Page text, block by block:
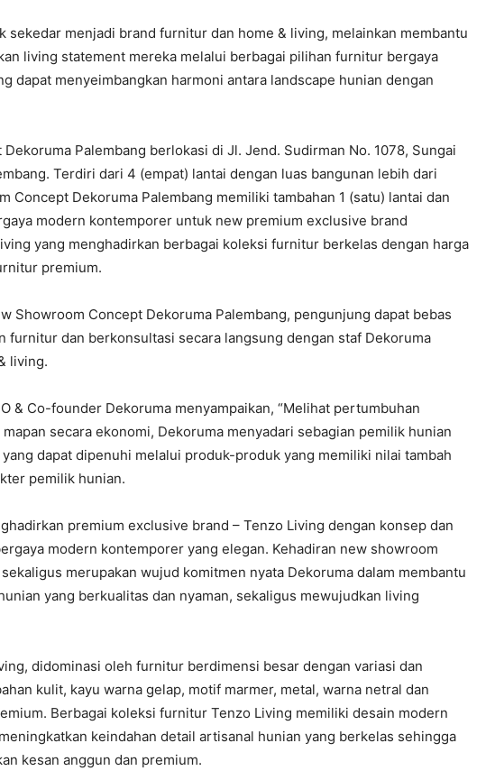
sekedar menjadi brand furnitur dan home & living, melainkan membantu
living statement mereka melalui berbagai pilihan furnitur bergaya
dapat menyeimbangkan harmoni antara landscape hunian dengan
Palembang berlokasi di Jl. Jend. Sudirman No. 1078, Sungai
Terdiri dari 4 (empat) lantai dengan luas bangunan lebih dari
Concept Dekoruma Palembang memiliki tambahan 1 (satu) lantai dan
modern kontemporer untuk new premium exclusive brand
yang menghadirkan berbagai koleksi furnitur berkelas dengan harga
premium.
Showroom Concept Dekoruma Palembang, pengunjung dapat bebas
furnitur dan berkonsultasi secara langsung dengan staf Dekoruma
living.
& Co-founder Dekoruma menyampaikan, “Melihat pertumbuhan
secara ekonomi, Dekoruma menyadari sebagian pemilik hunian
dapat dipenuhi melalui produk-produk yang memiliki nilai tambah
pemilik hunian.
premium exclusive brand – Tenzo Living dengan konsep dan
modern kontemporer yang elegan. Kehadiran new showroom
merupakan wujud komitmen nyata Dekoruma dalam membantu
yang berkualitas dan nyaman, sekaligus mewujudkan living
didominasi oleh furnitur berdimensi besar dengan variasi dan
kulit, kayu warna gelap, motif marmer, metal, warna netral dan
Berbagai koleksi furnitur Tenzo Living memiliki desain modern
keindahan detail artisanal hunian yang berkelas sehingga
kesan anggun dan premium.